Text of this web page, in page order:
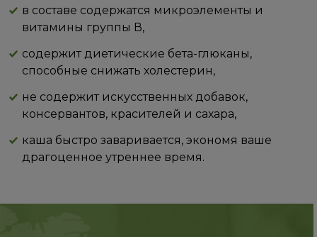
в составе содержатся микроэлементы и
витамины группы В,
содержит диетические бета-глюканы,
способные снижать холестерин,
не содержит искусственных добавок,
консервантов, красителей и сахара,
каша быстро заваривается, экономя ваше
драгоценное утреннее время.